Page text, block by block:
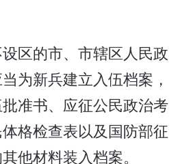
区的市、市辖区人民政
为新兵建立入伍档案，
准书、应征公民政治考
格检查表以及国防部征
他材料装入档案。